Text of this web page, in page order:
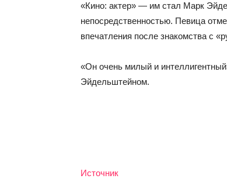
«Кино: актер» — им стал Марк
непосредственностью. Певица
впечатления после знакомства с
«Он очень милый и
Эйдельштейном.
Источник